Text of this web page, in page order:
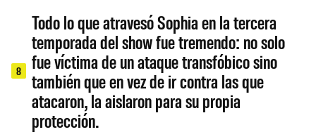
8
Todo lo que atravesó Sophia en la tercera
temporada del show fue tremendo: no solo
fue víctima de un ataque transfóbico sino
también que en vez de ir contra las que
atacaron, la aislaron para su propia
protección.